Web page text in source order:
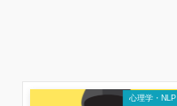
心理学・NLP
心理学・NLP